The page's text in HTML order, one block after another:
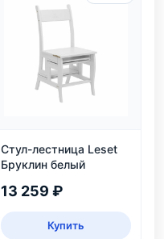
Стул-лестница Leset
Бруклин белый
13 259 ₽
Купить